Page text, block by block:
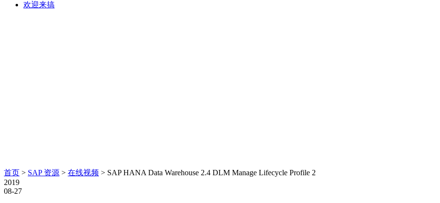
欢迎来搞
首页 > SAP 资源 > 在线视频 > SAP HANA Data Warehouse 2.4 DLM Manage Lifecycle Profile 2
2019
08-27